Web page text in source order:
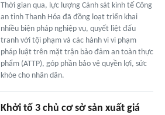
Thời gian qua, lực lượng Cảnh sát kinh tế Công
an tỉnh Thanh Hóa đã đồng loạt triển khai
nhiều biện pháp nghiệp vụ, quyết liệt đấu
tranh với tội phạm và các hành vi vi phạm
pháp luật trên mặt trận bảo đảm an toàn thực
phẩm (ATTP), góp phần bảo vệ quyền lợi, sức
khỏe cho nhân dân.
Khởi tố 3 chủ cơ sở sản xuất giá